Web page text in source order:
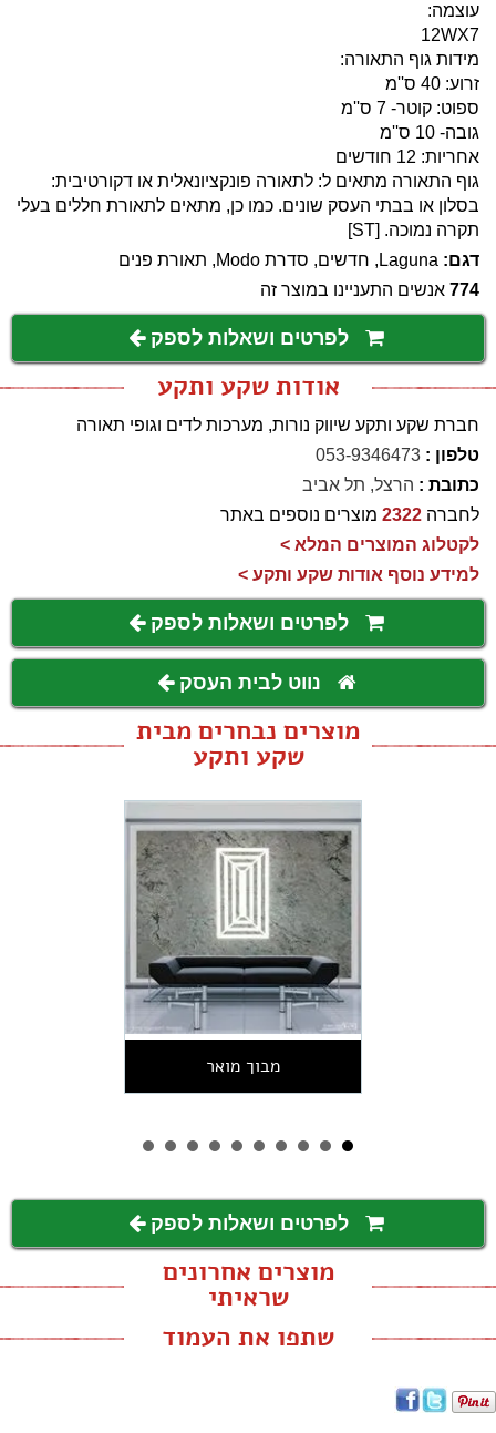
עוצמה:
12WX7
מידות גוף התאורה:
זרוע: 40 ס''מ
ספוט: קוטר- 7 ס''מ
גובה- 10 ס''מ
אחריות: 12 חודשים
גוף התאורה מתאים ל: לתאורה פונקציונאלית או דקורטיבית:
בסלון או בבתי העסק שונים. כמו כן, מתאים לתאורת חללים בעלי
תקרה נמוכה. [ST]
דגם: Laguna, חדשים, סדרת Modo, תאורת פנים
774 אנשים התעניינו במוצר זה
לפרטים ושאלות לספק
אודות שקע ותקע
חברת שקע ותקע שיווק נורות, מערכות לדים וגופי תאורה
טלפון : 053-9346473
כתובת : הרצל, תל אביב
לחברה 2322 מוצרים נוספים באתר
לקטלוג המוצרים המלא >
למידע נוסף אודות שקע ותקע >
לפרטים ושאלות לספק
נווט לבית העסק
מוצרים נבחרים מבית
שקע ותקע
מבוך מואר
לפרטים ושאלות לספק
מוצרים אחרונים
שראיתי
שתפו את העמוד